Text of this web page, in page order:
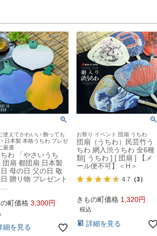
使えてかわいい 飾っても
日本製 本格うちわ プレゼ
最適
わ 「やさいうち
団扇 都団扇 日本製
母の日 父の日 敬
贈り物 プレゼント
町価格 3,300
細を見る
お祭り イベント 団扇 うちわ
団扇（うちわ）民芸竹う
ちわ 網入渋うちわ 全6種
類[ うちわ ] [ 団扇 ] 【メ
ール便不可】＜H＞
4.7 （3）
きもの町価格 1,320
税込
詳細を見る